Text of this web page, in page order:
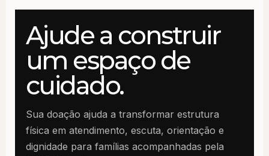
Ajude a construir
um espaço de
cuidado.
Sua doação ajuda a transformar estrutura
física em atendimento, escuta, orientação e
dignidade para famílias acompanhadas pela